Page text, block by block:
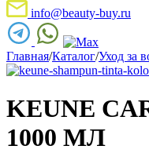
info@beauty-buy.ru
Главная/Каталог/Уход за
KEUNE
1000 МЛ